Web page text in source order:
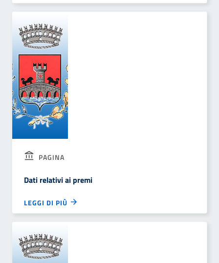
PAGINA
Dati relativi ai premi
LEGGI DI PIÙ